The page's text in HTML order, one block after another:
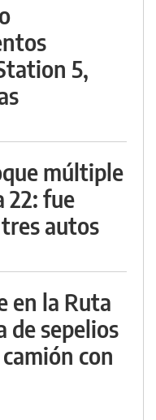
5,
múltiple
22: fue
autos
en la Ruta
de sepelios
con